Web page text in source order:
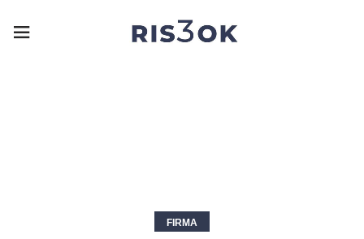
FIRMA